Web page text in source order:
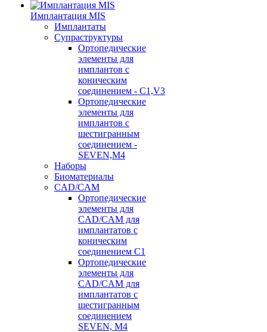
Имплантация MIS
Имплантаты
Супраструктуры
Ортопедические
элементы для
имплантов с
коническим
соединением - C1,V3
Ортопедические
элементы для
имплантов с
шестигранным
соединением -
SEVEN,M4
Наборы
Биоматериалы
CAD/CAM
Ортопедические
элементы для
CAD/CAM для
имплантатов с
коническим
соединением С1
Ортопедические
элементы для
CAD/CAM для
имплантатов с
шестигранным
соединением
SEVEN, М4